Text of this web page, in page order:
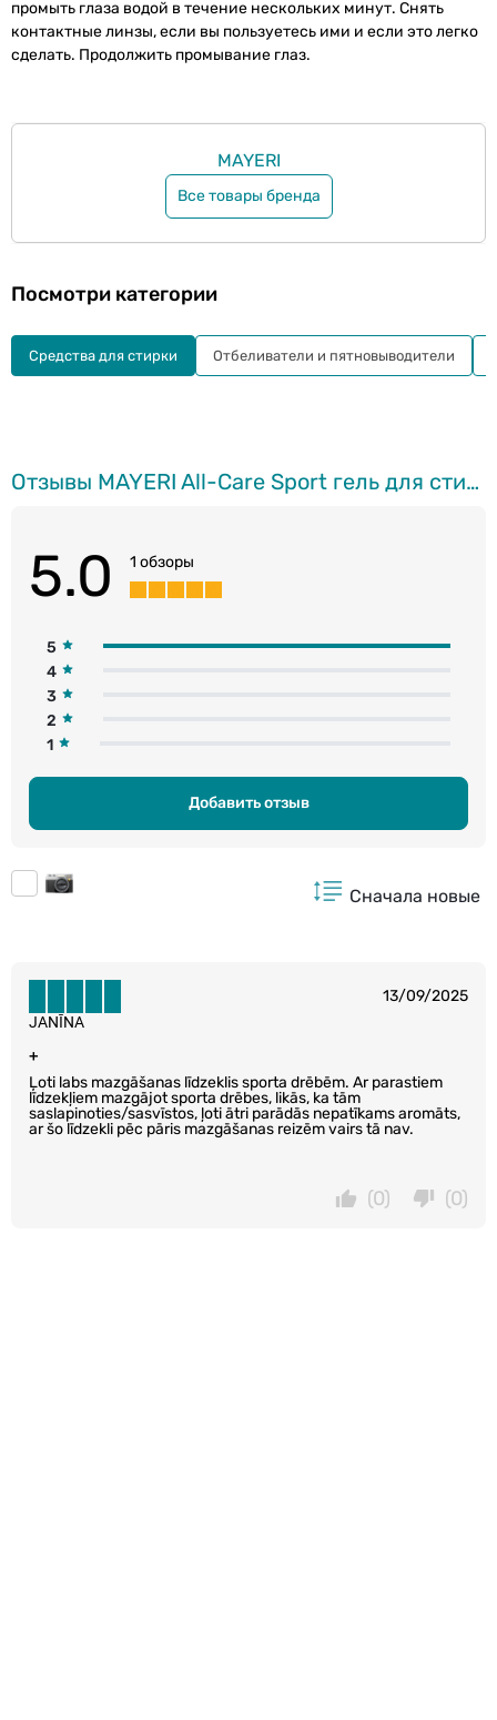
промыть глаза водой в течение нескольких минут. Снять
контактные линзы, если вы пользуетесь ими и если это легко
сделать. Продолжить промывание глаз.
MAYERI
Все товары бренда
Отзывы MAYERI All-Care Sport гель для стирки, 1л
5.0 1 обзоры
5
4
3
2
1
Добавить отзыв
Сначала новые
13/09/2025
+
Ļoti labs mazgāšanas līdzeklis sporta drēbēm. Ar parastiem
līdzekļiem mazgājot sporta drēbes, likās, ka tām
saslapinoties/sasvīstos, ļoti ātri parādās nepatīkams aromāts,
ar šo līdzekli pēc pāris mazgāšanas reizēm vairs tā nav.
JANĪNA
(0)
(0)
Посмотри категории
Средства для стирки Отбеливатели и пятновыводители